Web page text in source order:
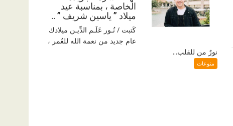
الخاصة ، بمناسبة عيد
ميلاد ” ياسين شريف ” ..
كَتبت / نُـور عَلَـم الدِّيـن ميلادك
عام جديد من نعمة الله للعُمر ،
نورٌ من للقلب...
منوعات